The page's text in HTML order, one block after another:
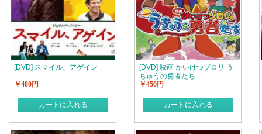
[DVD] スマイル、アゲイン
￥480円
カートに入れる
[DVD] 映画 かいけつゾロリ う
ちゅうの勇者たち
￥450円
カートに入れる